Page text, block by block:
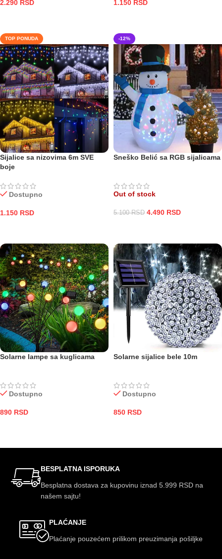
2.290 RSD 1.150 RSD
TOP PONUDA
Sijalice sa nizovima 6m SVE
boje
Dostupno
1.150 RSD
-12%
Sneško Belić sa RGB sijalicama
Out of stock
5.100RSD 4.490 RSD
Solarne lampe sa kuglicama
Dostupno
890 RSD
Solarne sijalice bele 10m
Dostupno
850 RSD
BESPLATNA ISPORUKA
Besplatna dostava za kupovinu iznad 5.999 RSD na
našem sajtu!
PLAĆANJE
Plaćanje pouzećem prilikom preuzimanja pošiljke